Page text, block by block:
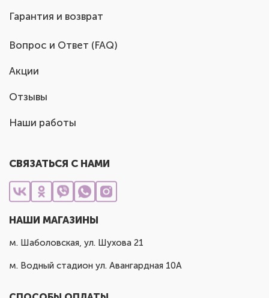
Гарантия и возврат
Вопрос и Ответ (FAQ)
Акции
Отзывы
Наши работы
СВЯЗАТЬСЯ С НАМИ
НАШИ МАГАЗИНЫ
м. Шаболовская, ул. Шухова 21
м. Водный стадион ул. Авангардная 10А